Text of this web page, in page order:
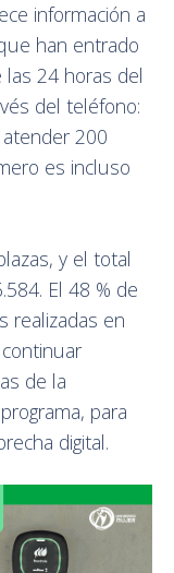
información a
han entrado
24 horas del
del teléfono:
200
es incluso
y el total
El 48 % de
realizadas en
de la
para
digital.